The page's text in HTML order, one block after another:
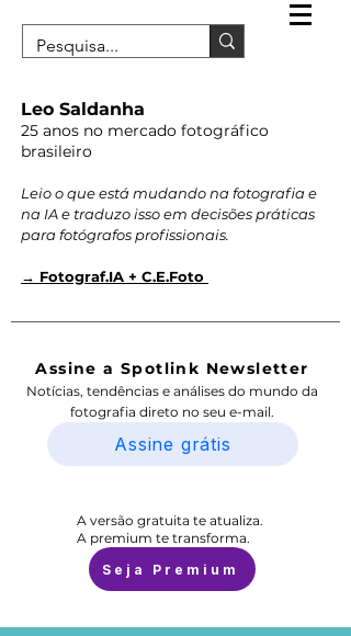
Leo Saldanha
25 anos no mercado fotográfico
brasileiro
Leio o que está mudando na fotografia e
na IA e traduzo isso em decisões práticas
para fotógrafos profissionais.
→ Fotograf.IA + C.E.Foto
Assine a Spotlink Newsletter
Notícias, tendências e análises do mundo da
fotografia direto no seu e-mail.
Assine grátis
A versão gratuita te atualiza.
A premium te transforma.
Seja Premium